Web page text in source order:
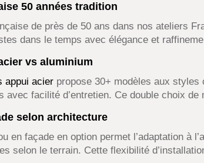
50 années tradition
de près de 50 ans dans nos ateliers
dans le temps avec élégance et
vs aluminium
appui acier propose 30+ modèles aux
avec facilité d’entretien. Ce double choix
selon architecture
en façade en option permet l’adaptation à
selon le terrain. Cette flexibilité